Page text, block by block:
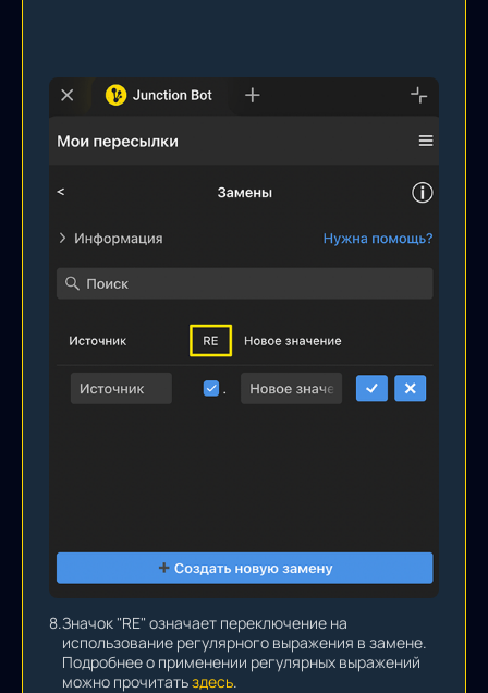
8.Значок "RE" означает переключение на
использование регулярного выражения в замене.
Подробнее о применении регулярных выражений
можно прочитатьздесь.